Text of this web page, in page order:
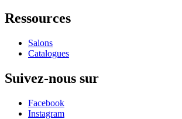
Ressources
Salons
Catalogues
Suivez-nous sur
Facebook
Instagram